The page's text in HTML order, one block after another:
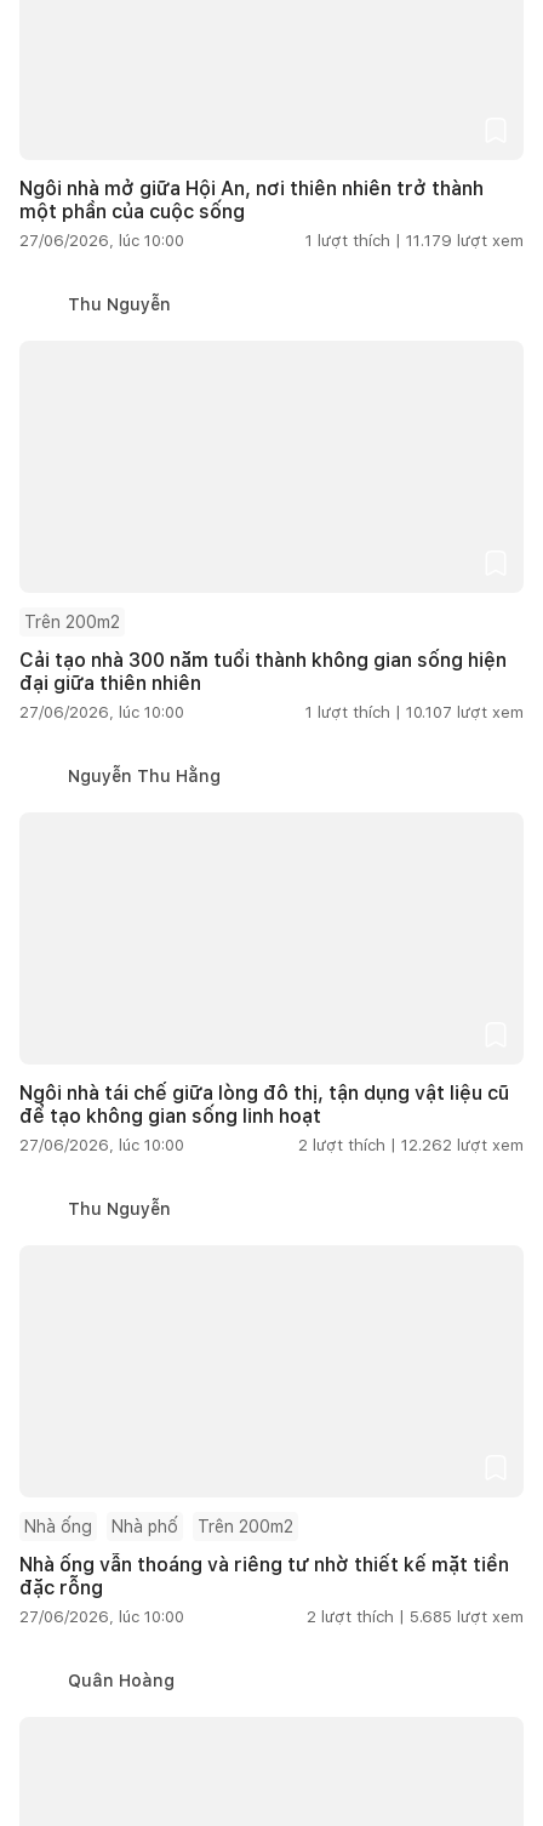
Ngôi nhà mở giữa Hội An, nơi thiên nhiên trở thành
một phần của cuộc sống
27/06/2026, lúc 10:00 1 lượt thích | 11.179 lượt xem
Thu Nguyễn
Trên 200m2
Cải tạo nhà 300 năm tuổi thành không gian sống hiện
đại giữa thiên nhiên
27/06/2026, lúc 10:00 1 lượt thích | 10.107 lượt xem
Nguyễn Thu Hằng
Ngôi nhà tái chế giữa lòng đô thị, tận dụng vật liệu cũ
để tạo không gian sống linh hoạt
27/06/2026, lúc 10:00 2 lượt thích | 12.262 lượt xem
Thu Nguyễn
Nhà ống Nhà phố Trên 200m2
Nhà ống vẫn thoáng và riêng tư nhờ thiết kế mặt tiền
đặc rỗng
27/06/2026, lúc 10:00 2 lượt thích | 5.685 lượt xem
Quân Hoàng